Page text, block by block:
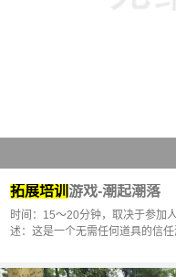
拓展培训 游戏-潮起潮落
时间：15～20分钟，取决于参加
述：这是一个无需任何道具的信